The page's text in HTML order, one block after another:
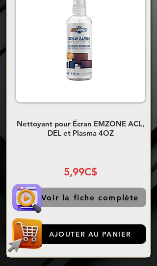
Nettoyant pour Écran EMZONE ACL,
DEL et Plasma 4OZ
5,99C$
Voir la fiche complète
AJOUTER AU PANIER